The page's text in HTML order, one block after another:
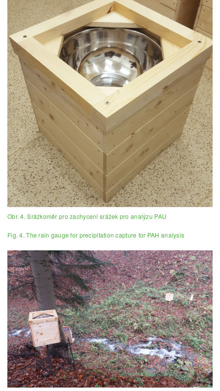
Obr. 4. Srážkoměr pro zachycení srážek pro analýzu PAU
Fig. 4. The rain gauge for precipitation capture for PAH analysis